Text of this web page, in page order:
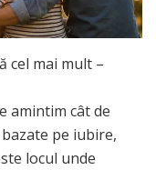
cel mai mult –
amintim cât de
pe iubire,
locul unde